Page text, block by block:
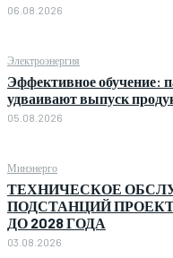
06.08.2026
Электроэнергия
Эффективное обучение:
удваивают выпуск
05.08.2026
Минэнерго
ТЕХНИЧЕСКОЕ
ПОДСТАНЦИЙ
ДО 2028 ГОДА
03.08.2026